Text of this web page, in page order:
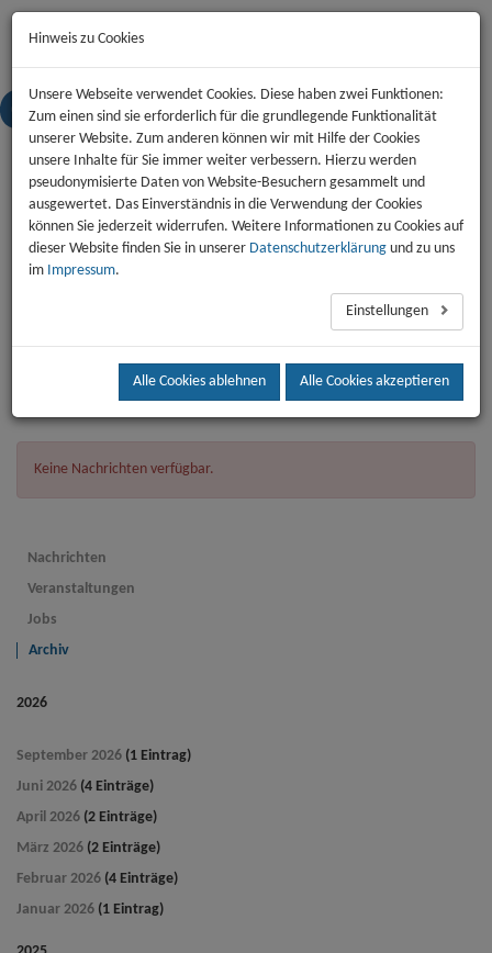
Nachrichten
Veranstaltungen
Jobs
Aktuelles
Keine Nachrichten verfügbar.
Nachrichten
Veranstaltungen
Jobs
Archiv
2026
September 2026 (1 Eintrag)
Juni 2026 (4 Einträge)
April 2026 (2 Einträge)
März 2026 (2 Einträge)
Februar 2026 (4 Einträge)
Januar 2026 (1 Eintrag)
Hinweis zu Cookies
Unsere Webseite verwendet Cookies. Diese haben zwei Funktionen:
Zum einen sind sie erforderlich für die grundlegende Funktionalität
unserer Website. Zum anderen können wir mit Hilfe der Cookies
unsere Inhalte für Sie immer weiter verbessern. Hierzu werden
pseudonymisierte Daten von Website-Besuchern gesammelt und
ausgewertet. Das Einverständnis in die Verwendung der Cookies
können Sie jederzeit widerrufen. Weitere Informationen zu Cookies auf
dieser Website finden Sie in unserer Datenschutzerklärung und zu uns
im Impressum.
Einstellungen
Alle Cookies ablehnen Alle Cookies akzeptieren